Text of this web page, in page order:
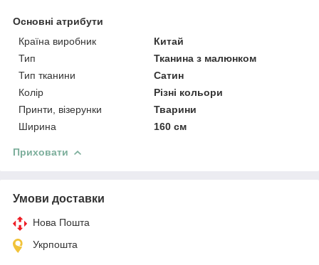
Основні атрибути
Країна виробник
Китай
Тип
Тканина з малюнком
Тип тканини
Сатин
Колір
Різні кольори
Принти, візерунки
Тварини
Ширина
160 см
Приховати
Умови доставки
Нова Пошта
Укрпошта